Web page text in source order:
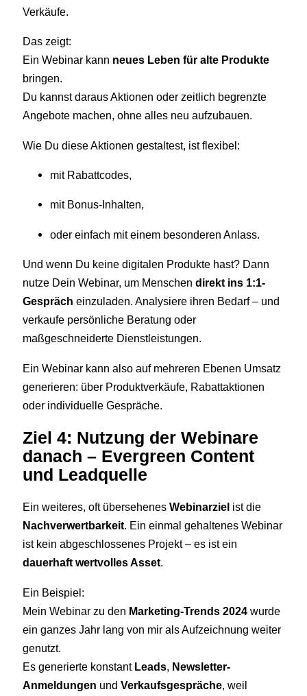
Verkäufe.
Das zeigt:
Ein Webinar kann neues Leben für alte Produkte
bringen.
Du kannst daraus Aktionen oder zeitlich begrenzte
Angebote machen, ohne alles neu aufzubauen.
Wie Du diese Aktionen gestaltest, ist flexibel:
mit Rabattcodes,
mit Bonus-Inhalten,
oder einfach mit einem besonderen Anlass.
Und wenn Du keine digitalen Produkte hast? Dann
nutze Dein Webinar, um Menschendirekt ins 1:1-
Gespräch einzuladen. Analysiere ihren Bedarf – und
verkaufe persönliche Beratung oder
maßgeschneiderte Dienstleistungen.
Ein Webinar kann also auf mehreren Ebenen Umsatz
generieren: über Produktverkäufe, Rabattaktionen
oder individuelle Gespräche.
Ziel 4: Nutzung der Webinare
danach – Evergreen Content
und Leadquelle
Ein weiteres, oft übersehenesWebinarziel ist die
Nachverwertbarkeit. Ein einmal gehaltenes Webinar
ist kein abgeschlossenes Projekt – es ist ein
dauerhaft wertvolles Asset.
Ein Beispiel:
Mein Webinar zu den Marketing-Trends 2024 wurde
ein ganzes Jahr lang von mir als Aufzeichnung weiter
genutzt.
Es generierte konstant Leads, Newsletter-
Anmeldungen undVerkaufsgespräche, weil